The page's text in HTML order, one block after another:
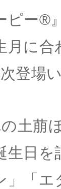
ピー®
月に
登場
土萠
生日
」「エ